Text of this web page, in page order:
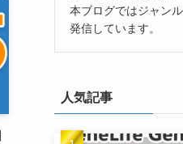
本ブログではジャン
発信しています。
人気記事